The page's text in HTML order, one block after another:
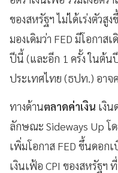
ของสหรัฐฯ ไม่ได้เร่งตัวสู
มองเดิมว่า FED มีโอกาส
ปีนี้ (และอีก 1 ครั้ง ในต้น
ประเทศไทย (ธปท.) อา
ทางด้านตลาดค่าเงิน เงิ
ลักษณะ Sideways Up โ
เพิ่มโอกาส FED ขึ้นดอก
เงินเฟ้อ CPI ของสหรัฐฯ